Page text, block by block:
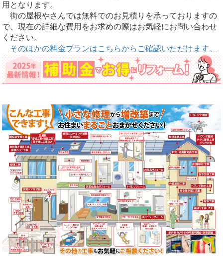
用となります。
街の屋根やさんでは無料でのお見積りを承っておりますの
で、現在の詳細な費用をお求めの際はお気軽にお問い合わせ
ください。
そのほかの料金プランはこちらからご確認いただけます。